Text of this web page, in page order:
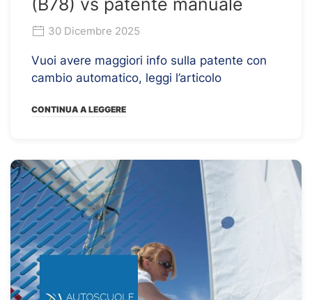
30 Dicembre 2025
Vuoi avere maggiori info sulla patente con
cambio automatico, leggi l’articolo
CONTINUA A LEGGERE